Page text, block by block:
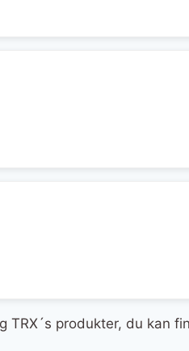
TRX´s produkter, du kan